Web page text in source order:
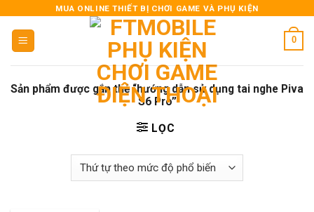
content
MUA ONLINE THIẾT BỊ CHƠI GAME VÀ PHỤ KIỆN
0
Sản phẩm được gắn thẻ “hướng dẫn sử dụng tai nghe Piva
S6 Pro”
LỌC